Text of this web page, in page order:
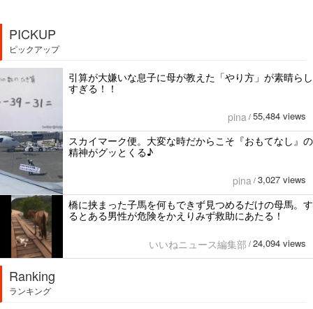
PICKUP
ピックアップ
引算が大嫌いな息子に母が教えた「やり方」が素晴らし
すぎる！！
pina / 55,484 views
スカイマーク便。大変な時だからこそ『おもてなし』の
精神がグッとくる♪
pina / 3,027 views
橋に挟まった子馬を何もできず見つめるだけの母馬。す
るとある男性が危険をかえりみず救助にあたる！
いいねニュース編集部 / 24,094 views
Ranking
ランキング